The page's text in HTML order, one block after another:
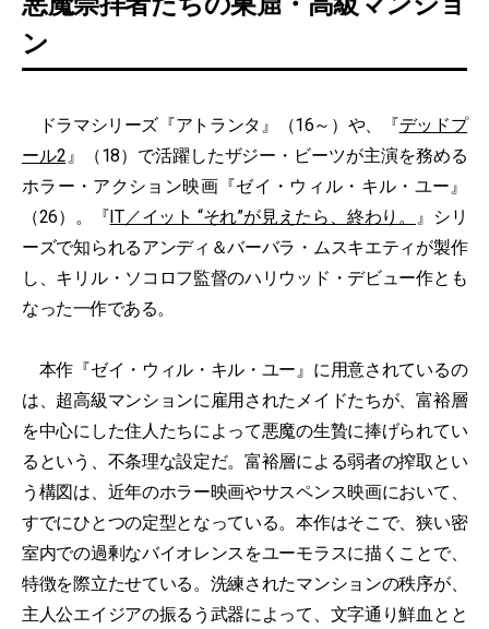
ン
ドラマシリーズ『アトランタ』（16～）や、『デッドプ
ール2』（18）で活躍したザジー・ビーツが主演を務める
ホラー・アクション映画『ゼイ・ウィル・キル・ユー』
（26）。『IT／イット “それ”が見えたら、終わり。
』シリ
ーズで知られるアンディ＆バーバラ・ムスキエティが製作
し、キリル・ソコロフ監督のハリウッド・デビュー作とも
なった一作である。
本作『ゼイ・ウィル・キル・ユー』に用意されているの
は、超高級マンションに雇用されたメイドたちが、富裕層
を中心にした住人たちによって悪魔の生贄に捧げられてい
るという、不条理な設定だ。富裕層による弱者の搾取とい
う構図は、近年のホラー映画やサスペンス映画において、
すでにひとつの定型となっている。本作はそこで、狭い密
室内での過剰なバイオレンスをユーモラスに描くことで、
特徴を際立たせている。洗練されたマンションの秩序が、
主人公エイジアの振るう武器によって、文字通り鮮血とと